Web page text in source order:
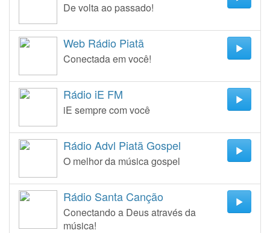
De volta ao passado!
Web Rádio Piatã
Conectada em você!
Rádio iE FM
iE sempre com você
Rádio Advl Piatã Gospel
O melhor da música gospel
Rádio Santa Canção
Conectando a Deus através da
música!